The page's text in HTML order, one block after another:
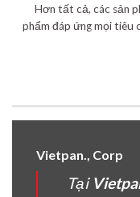
Hơn tất cả, các sản
phẩm đáp ứng mọi tiêu
Vietpan., Corp
Tại